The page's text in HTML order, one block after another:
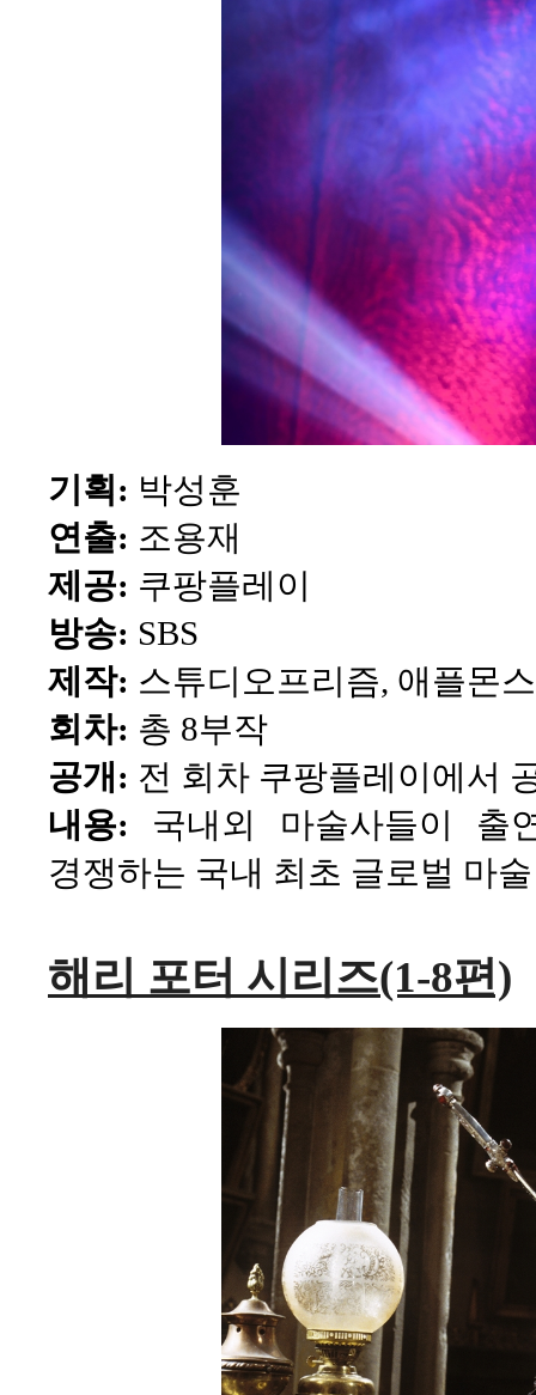
기획: 박성훈
연출: 조용재
제공: 쿠팡플레이
방송: SBS
제작: 스튜디오프리즘, 애플몬
회차: 총 8부작
공개: 전 회차 쿠팡플레이에서
내용: 국내외 마술사들이 출
경쟁하는 국내 최초 글로벌 마
해리 포터 시리즈(1-8편)